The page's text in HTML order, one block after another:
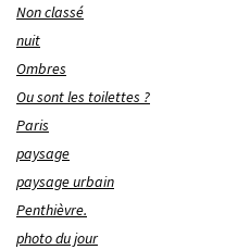
Non classé
nuit
Ombres
Ou sont les toilettes ?
Paris
paysage
paysage urbain
Penthièvre.
photo du jour